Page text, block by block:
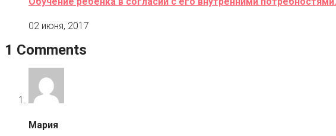
02 июня, 2017
1 Comments
Мария